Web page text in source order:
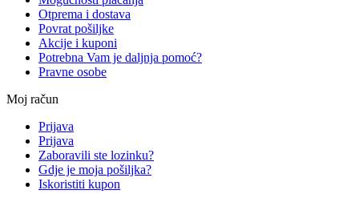
Otprema i dostava
Povrat pošiljke
Akcije i kuponi
Potrebna Vam je daljnja pomoć?
Pravne osobe
Moj račun
Prijava
Prijava
Zaboravili ste lozinku?
Gdje je moja pošiljka?
Iskoristiti kupon